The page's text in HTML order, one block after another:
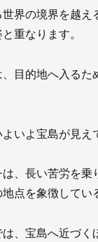
界の境界を越え
重なります。
目的地へ入るた
いよ宝島が見え
、長い苦労を乗
点を象徴してい
、宝島へ近づく